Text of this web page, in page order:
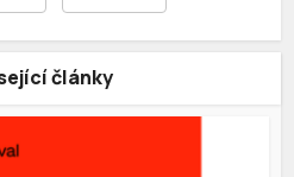
články